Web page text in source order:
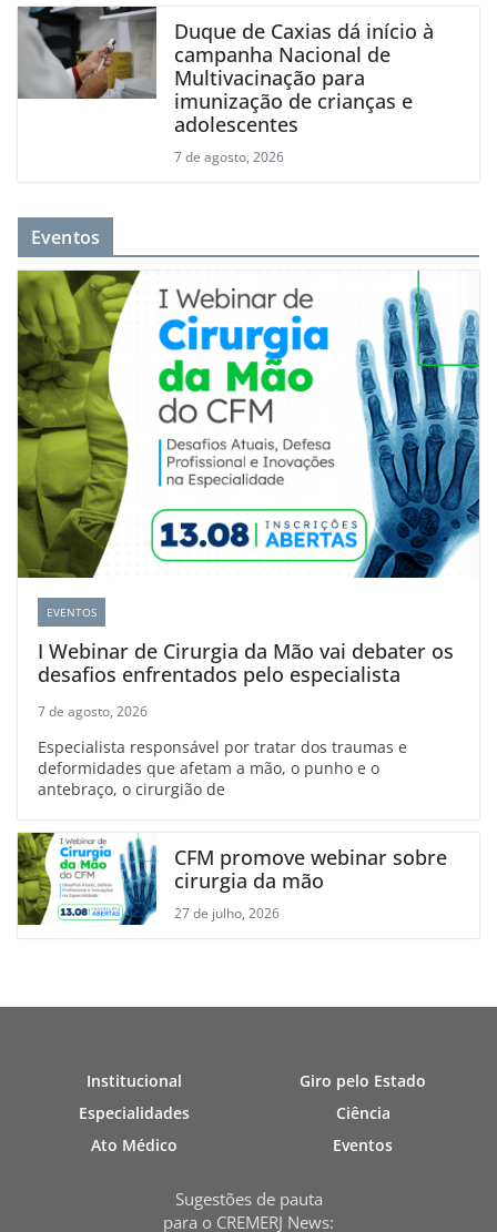
Duque de Caxias dá início à
campanha Nacional de
Multivacinação para
imunização de crianças e
adolescentes
7 de agosto, 2026
Eventos
EVENTOS
I Webinar de Cirurgia da Mão vai debater os
desafios enfrentados pelo especialista
7 de agosto, 2026
Especialista responsável por tratar dos traumas e
deformidades que afetam a mão, o punho e o
antebraço, o cirurgião de
CFM promove webinar sobre
cirurgia da mão
27 de julho, 2026
Institucional
Especialidades
Ato Médico
Giro pelo Estado
Ciência
Eventos
Sugestões de pauta
para o CREMERJ News: